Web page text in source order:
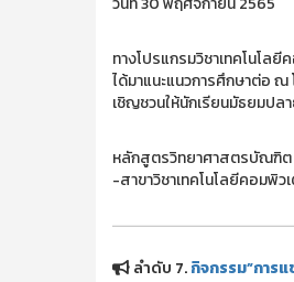
ทางโปรแกรมวิชาเทคโนโลยี
ได้มาแนะแนวการศึกษาต่อ ณ
เชิญชวนให้นักเรียนมัธยมปล
หลักสูตรวิทยาศาสตรบัณฑิต
-สาขาวิชาเทคโนโลยีคอมพิว
ลำดับ 7.กิจกรรม”การ